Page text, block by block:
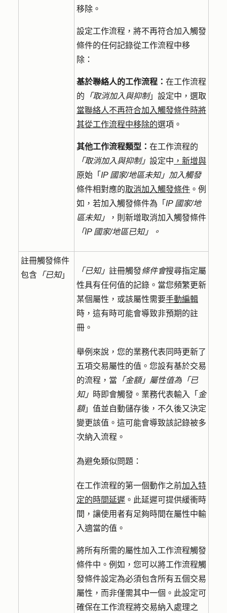
移除。
設定工作流程，將不再符合加入觸發
條件的任何記錄從工作流程中移
除：
基於聯絡人的工作流程： 在工作流程
的 「取消加入與抑制」設定中，選取
當聯絡人不再符合加入觸發條件時將
其從工作流程中移除的選項。
其他工作流程類型： 在工作流程的
「取消加入與抑制」 設定中 ，新增與
原始「 IP 國家/地區未知」加入觸發
條件相對應的取消加入觸發條件 。例
如，若加入觸發條件為「 IP 國家/地
區未知」
，則新增取消加入觸發條件
「IP 國家/地區已知」。
註冊觸發條件
包含 「已知」 「已知」 註冊觸發條件會搜尋指定屬
性具有任何值的記錄。當您頻繁更新
某個屬性，或該屬性需要手動編輯
時，這有時可能會導致非預期的註
冊。
舉例來說，您的業務代表同時更新了
五項交易屬性的值。您設有基於交易
的流程，當 「金額」屬性值為「已
知」 時即會觸發。業務代表輸入「 金
額」值並自動儲存後，不久後又決定
變更該值。這可能會導致該記錄被多
次納入流程。
為避免類似問題：
在工作流程的第一個動作之前加入特
定的時間延遲 。此延遲可提供緩衝時
間，讓使用者有足夠時間在屬性中輸
入適當的值。
將所有所需的屬性加入工作流程觸發
條件中。例如，您可以將工作流程觸
發條件設定為必須包含所有五個交易
屬性，而非僅需其中一個。此設定可
確保在工作流程將交易納入處理之